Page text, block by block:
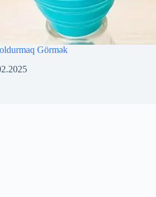
Görmək